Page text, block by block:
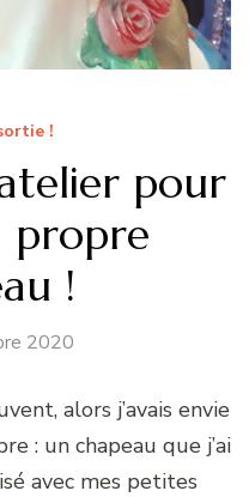
!
pour
propre
!
2020
alors j’avais envie
: un chapeau que j’ai
avec mes petites